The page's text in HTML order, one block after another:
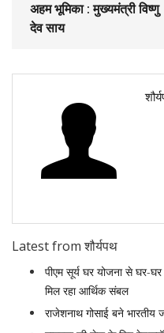
अहम भूमिका : मुख्यमंत्री विष्णु
देव साय
Latest from शौर्यपथ
पीएम सूर्य घर योजना से घर-घर
मिल रहा आर्थिक संबल
राजेशनाथ गोसाई बने भारतीय